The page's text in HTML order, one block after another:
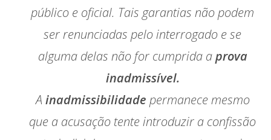
público e oficial. Tais garantias não podem
ser renunciadas pelo interrogado e se
alguma delas não for cumprida aprova
inadmissível.
A inadmissibilidade permanece mesmo
que a acusação tente introduzir a confissão